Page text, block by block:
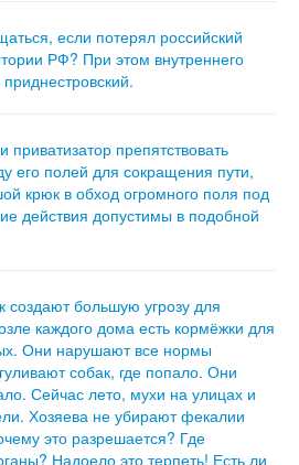
если потерял российский
РФ? При этом внутреннего
приднестровский.
препятствовать
его полей для сокращения пути,
крюк в обход огромного поля под
действия допустимы в подобной
создают большую угрозу для
каждого дома есть кормёжки для
Они нарушают все нормы
собак, где попало. Они
Сейчас лето, мухи на улицах и
Хозяева не убирают фекалии
это разрешается? Где
Надоело это терпеть! Есть ли